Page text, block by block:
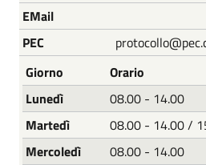
EMail
PEC
Giorno
Orario
Lunedì
08.00 - 14.00
Martedì
08.00 - 14.00 /
Mercoledì
08.00 - 14.00